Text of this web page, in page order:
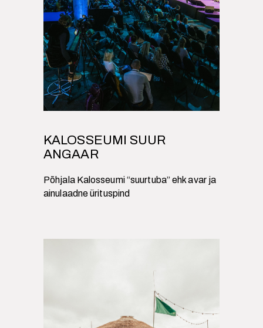
KALOSSEUMI SUUR
ANGAAR
Põhjala Kalosseumi “suurtuba” ehk avar ja
ainulaadne ürituspind